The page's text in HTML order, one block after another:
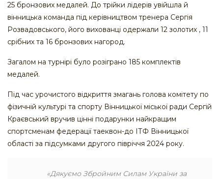
25 бронзових медалей. До трійки лідерів увійшла й
вінницька команда під керівництвом тренера Сергія
Розвадовського, його вихованці одержали 12 золотих , 11
срібних та 16 бронзових нагород.
Загалом на турнірі було розіграно 185 комплектів
медалей.
Під час урочистого відкриття змагань голова комітету по
фізичній культурі та спорту Вінницької міської ради Сергій
Краєвський вручив цінні подарунки найкращим
спортсменам федерації таеквон-до ІТФ Вінницької
області за підсумками другого півріччя 2024 року.
«Дякуємо Збройним Силам України за